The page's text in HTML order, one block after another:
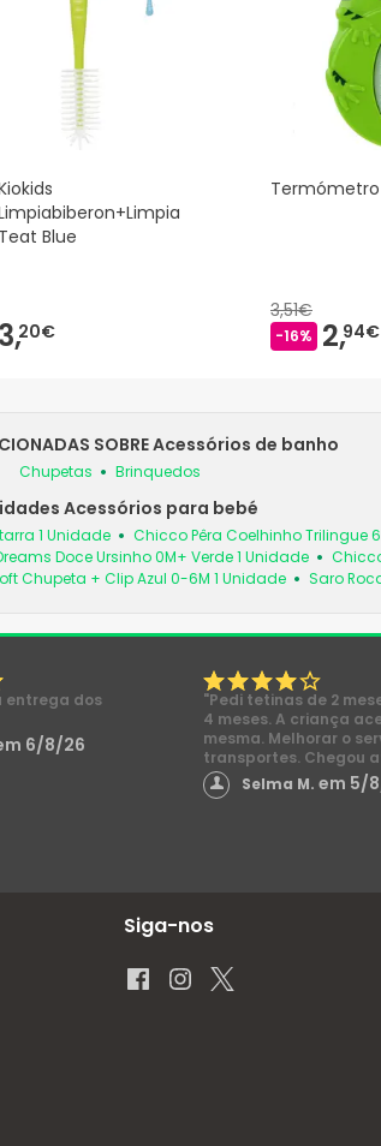
Teat Blue
3,20€
Termómetro
3,51€
-16% 2,94€
SOBRE Acessórios de banho
Chupetas Brinquedos
Acessórios para bebé
1 Unidade Chicco Pêra Coelhinho Trilingue
Doce Ursinho 0M+ Verde 1 Unidade
Chupeta + Clip Azul 0-6M 1 Unidade Saro
entrega dos
6/8/26
"Pedi tetinas de 2
4 meses. A criança
mesma. Melhorar o
transportes. Chegou
Selma M.em 5/
Siga-nos